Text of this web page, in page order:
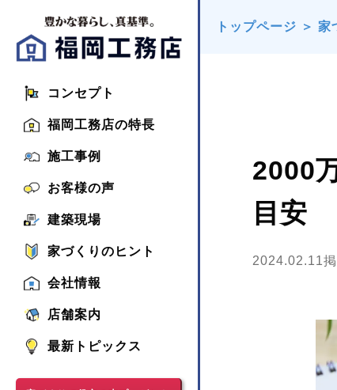
コンセプト
福岡工務店の特長
施工事例
お客様の声
建築現場
家づくりのヒント
会社情報
店舗案内
最新トピックス
トップページ ＞ 家
2000
目安
2024.02.11